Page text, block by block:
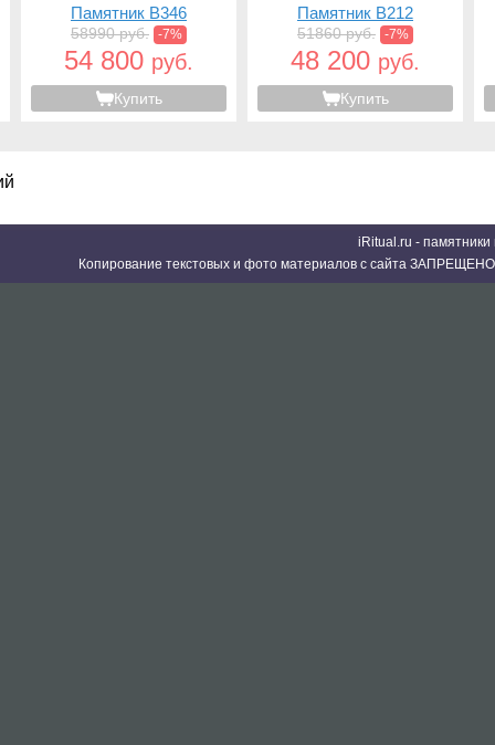
Памятник B346
58990 руб. -7%
54 800 руб.
Купить
Памятник B212
51860 руб. -7%
48 200 руб.
Купить
iRitual.ru -
Копирование текстовых и фото материалов с сайта